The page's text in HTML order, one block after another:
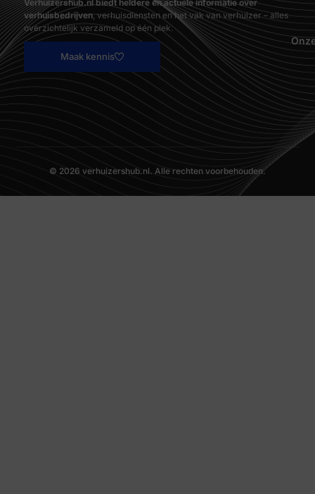
Verhuizershub.nl biedt heldere en actuele informatie over
verhuisbedrijven, verhuisdiensten en het vak van verhuizer – alles
overzichtelijk verzameld op één plek.
Maak kennis
© 2026 verhuizershub.nl. Alle rechten voorbehouden.